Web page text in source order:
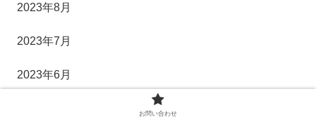
2023年8月
2023年7月
2023年6月
お問い合わせ